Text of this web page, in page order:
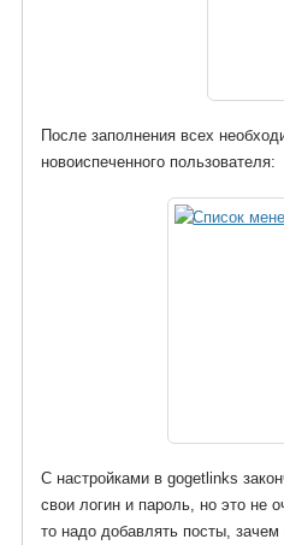
После заполнения всех
новоиспеченного пользователя:
С настройками в gogetlinks
свои логин и пароль, но это не
то надо добавлять посты,